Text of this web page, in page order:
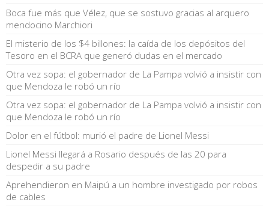
Boca fue más que Vélez, que se sostuvo gracias al arquero
mendocino Marchiori
El misterio de los $4 billones: la caída de los depósitos del
Tesoro en el BCRA que generó dudas en el mercado
Otra vez sopa: el gobernador de La Pampa volvió a insistir con
que Mendoza le robó un río
Otra vez sopa: el gobernador de La Pampa volvió a insistir con
que Mendoza le robó un río
Dolor en el fútbol: murió el padre de Lionel Messi
Lionel Messi llegará a Rosario después de las 20 para
despedir a su padre
Aprehendieron en Maipú a un hombre investigado por robos
de cables